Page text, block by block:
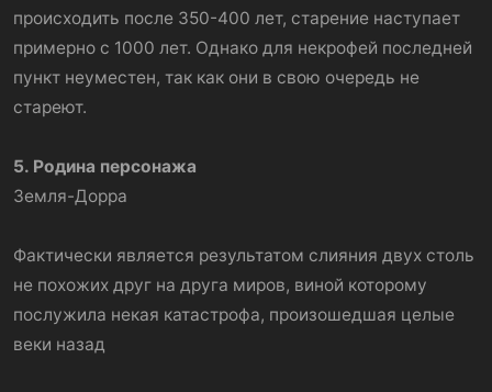
происходить после 350-400 лет, старение наступает
примерно с 1000 лет. Однако для некрофей последней
пункт неуместен, так как они в свою очередь не
стареют.
5. Родина персонажа
Земля-Дорра
Фактически является результатом слияния двух столь
не похожих друг на друга миров, виной которому
послужила некая катастрофа, произошедшая целые
веки назад